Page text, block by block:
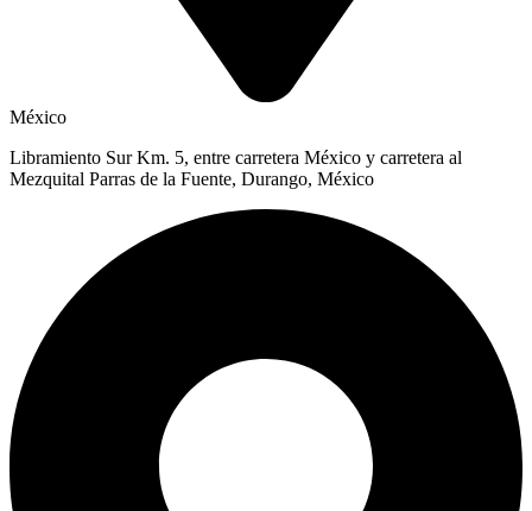
México
Libramiento Sur Km. 5, entre carretera México y carretera al
Mezquital Parras de la Fuente, Durango, México